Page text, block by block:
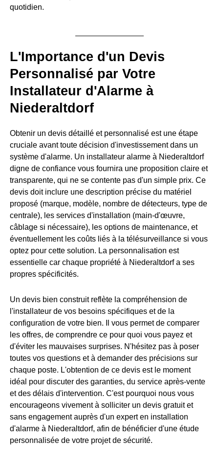
quotidien.
L'Importance d'un Devis
Personnalisé par Votre
Installateur d'Alarme à
Niederaltdorf
Obtenir un devis détaillé et personnalisé est une étape
cruciale avant toute décision d'investissement dans un
système d'alarme. Un installateur alarme à Niederaltdorf
digne de confiance vous fournira une proposition claire et
transparente, qui ne se contente pas d'un simple prix. Ce
devis doit inclure une description précise du matériel
proposé (marque, modèle, nombre de détecteurs, type de
centrale), les services d'installation (main-d'œuvre,
câblage si nécessaire), les options de maintenance, et
éventuellement les coûts liés à la télésurveillance si vous
optez pour cette solution. La personnalisation est
essentielle car chaque propriété à Niederaltdorf a ses
propres spécificités.
Un devis bien construit reflète la compréhension de
l'installateur de vos besoins spécifiques et de la
configuration de votre bien. Il vous permet de comparer
les offres, de comprendre ce pour quoi vous payez et
d'éviter les mauvaises surprises. N'hésitez pas à poser
toutes vos questions et à demander des précisions sur
chaque poste. L'obtention de ce devis est le moment
idéal pour discuter des garanties, du service après-vente
et des délais d'intervention. C'est pourquoi nous vous
encourageons vivement à solliciter un devis gratuit et
sans engagement auprès d'un expert en installation
d'alarme à Niederaltdorf, afin de bénéficier d'une étude
personnalisée de votre projet de sécurité.